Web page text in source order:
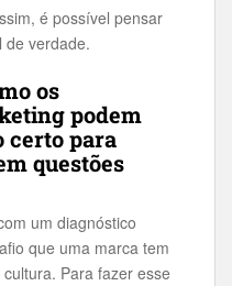
é possível pensar
de verdade.
os
podem
certo para
questões
um diagnóstico
que uma marca tem
Para fazer esse